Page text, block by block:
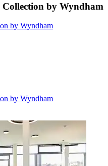
by Wyndham
by Wyndham
by Wyndham